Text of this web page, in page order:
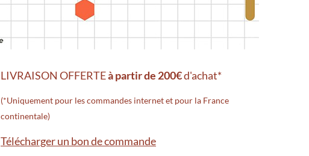
LIVRAISON OFFERTEà partir de 200€d'achat*
(*Uniquement pour les commandes internet et pour la France
continentale)
Télécharger un bon de commande